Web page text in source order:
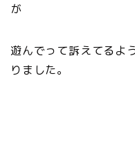
が
遊んでって訴えてるよ
りました。